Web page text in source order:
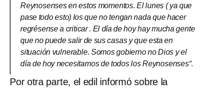
Reynosenses en estos momentos. El lunes ( ya que
pase todo esto) los que no tengan nada que hacer
regrésense a criticar . El día de hoy hay mucha gente
que no puede salir de sus casas y que esta en
situación vulnerable. Somos gobierno no Dios y el
día de hoy necesitamos de todos los Reynosenses“.
Por otra parte, el edil informó sobre la